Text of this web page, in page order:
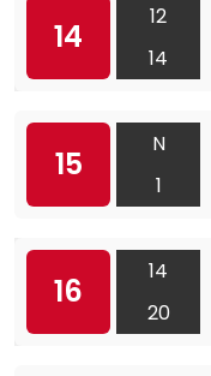
14
12
14
15
N
1
16
14
20